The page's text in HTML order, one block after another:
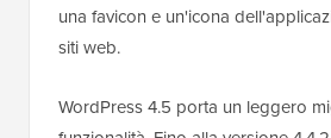
una favicon e un'icona
siti web.
WordPress 4.5 porta un leggero